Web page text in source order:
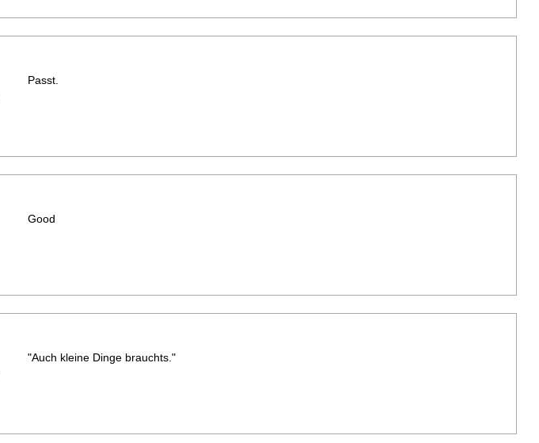
Passt.
Good
"Auch kleine Dinge brauchts."